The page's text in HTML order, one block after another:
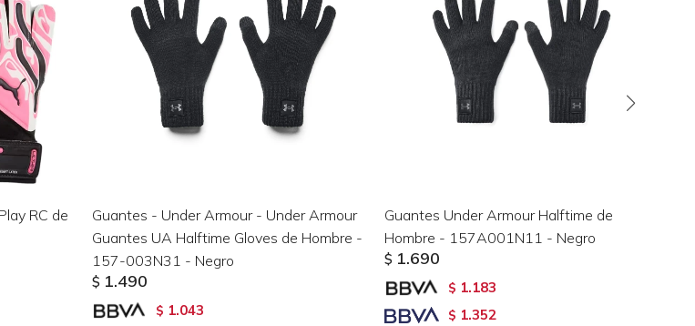
RC de
Guantes - Under Armour - Under Armour
Guantes UA Halftime Gloves de Hombre -
157-003N31 - Negro
$ 1.490
$ 1.043
Guantes Under Armour Halftime de
Hombre - 157A001N11 - Negro
$ 1.690
$ 1.183
$ 1.352